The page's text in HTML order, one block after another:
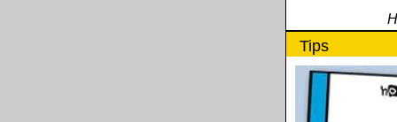
Tips